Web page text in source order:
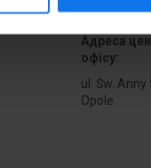
Адреса
офісу:
ul. Św.
Opole